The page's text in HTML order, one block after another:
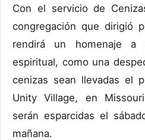
Con el servicio de
congregación que dirigió
rendirá un homenaje
espiritual, como una
cenizas sean llevadas el
Unity Village, en
serán esparcidas el
mañana.